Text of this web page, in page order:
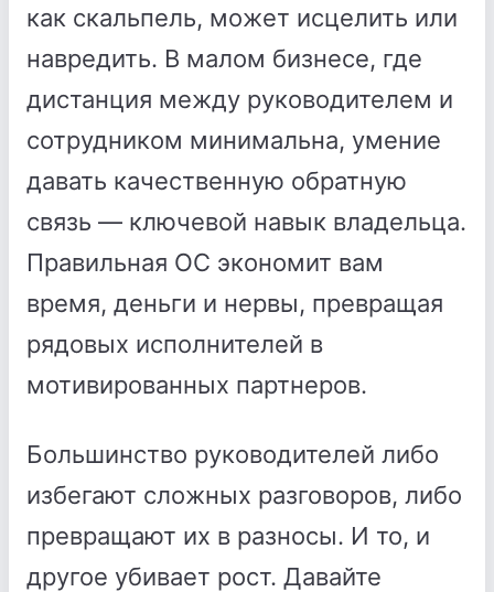
как скальпель, может исцелить или
навредить. В малом бизнесе, где
дистанция между руководителем и
сотрудником минимальна, умение
давать качественную обратную
связь — ключевой навык владельца.
Правильная ОС экономит вам
время, деньги и нервы, превращая
рядовых исполнителей в
мотивированных партнеров.
Большинство руководителей либо
избегают сложных разговоров, либо
превращают их в разносы. И то, и
другое убивает рост. Давайте